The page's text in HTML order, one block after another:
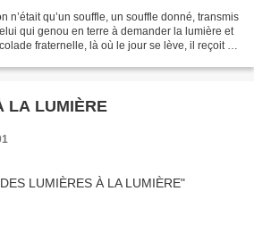
n’était qu’un souffle, un souffle donné, transmis
qui genou en terre à demander la lumière et
fraternelle, là où le jour se lève, il reçoit le
LA LUMIÈRE